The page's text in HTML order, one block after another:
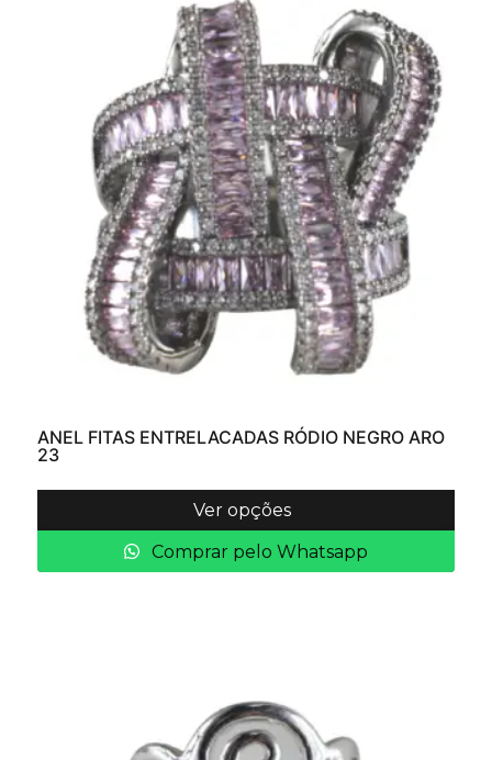
ANEL FITAS ENTRELACADAS RÓDIO NEGRO ARO
23
Ver opções
Comprar pelo Whatsapp